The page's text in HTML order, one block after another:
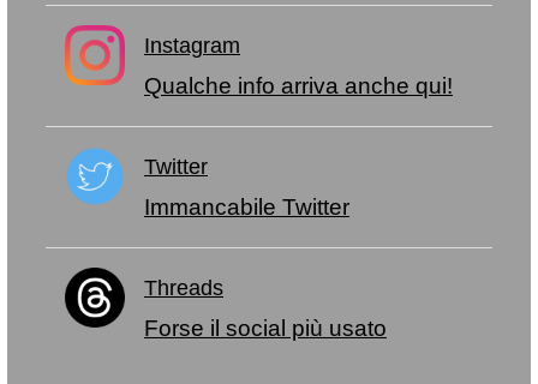
Instagram
Qualche info arriva anche qui!
Twitter
Immancabile Twitter
Threads
Forse il social più usato